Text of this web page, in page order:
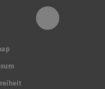
Kanal PTW